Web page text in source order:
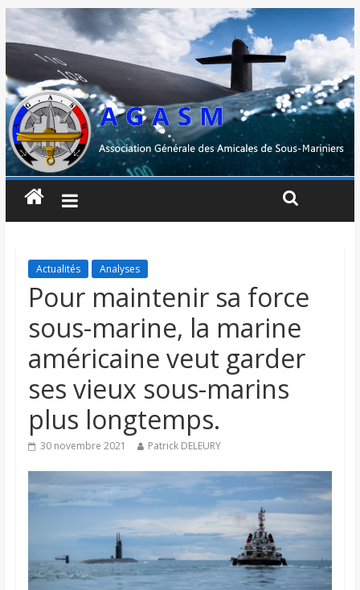
Actualités Analyses
Pour maintenir sa force
sous-marine, la marine
américaine veut garder
ses vieux sous-marins
plus longtemps.
30 novembre 2021 Patrick DELEURY